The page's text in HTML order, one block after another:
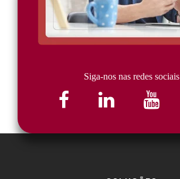
Siga-nos nas redes sociais